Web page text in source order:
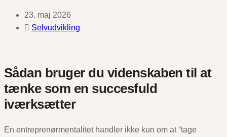
23. maj 2026
Selvudvikling
Sådan bruger du videnskaben til at
tænke som en succesfuld
iværksætter
En entreprenørmentalitet handler ikke kun om at “tage